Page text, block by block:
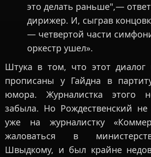
это делать раньше",—
дирижер. И, сыграв
— четвертой части
оркестр ушел».
Штука в том, что этот диалог
прописаны у Гайдна в
юмора. Журналистка этого
забыла. Но Рождественский не
уже на журналистку
жаловаться в
Швыдкому, и был крайне